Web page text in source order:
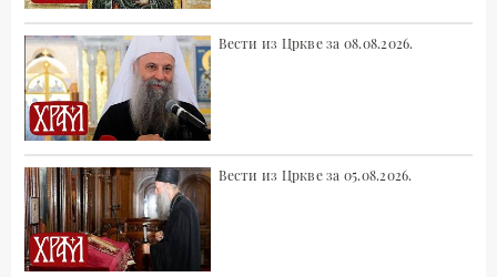
Вести из Цркве за 08.08.2026.
Вести из Цркве за 05.08.2026.